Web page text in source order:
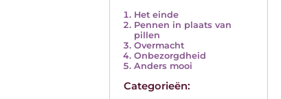
Het einde
Pennen in plaats van
pillen
Overmacht
Onbezorgdheid
Anders mooi
Categorieën: